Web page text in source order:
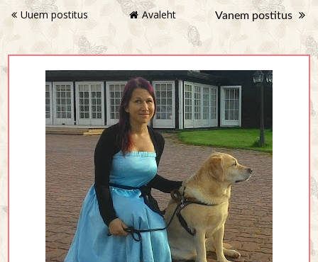
Uuem postitus Vanem postitus
Avaleht